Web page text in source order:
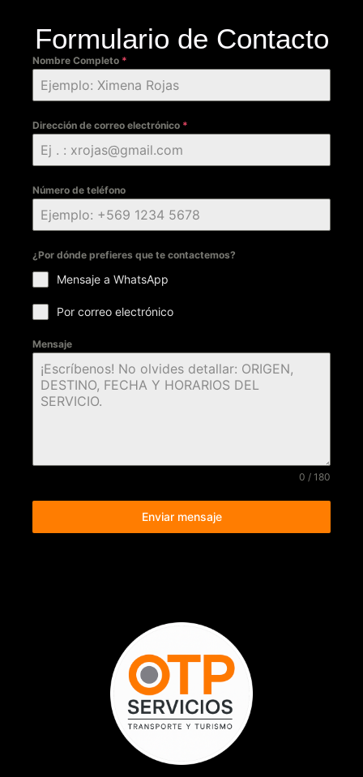
Formulario de Contacto
Nombre Completo *
Dirección de correo electrónico *
Número de teléfono
¿Por dónde prefieres que te contactemos?
Mensaje a WhatsApp
Por correo electrónico
Mensaje
0 / 180
Enviar mensaje